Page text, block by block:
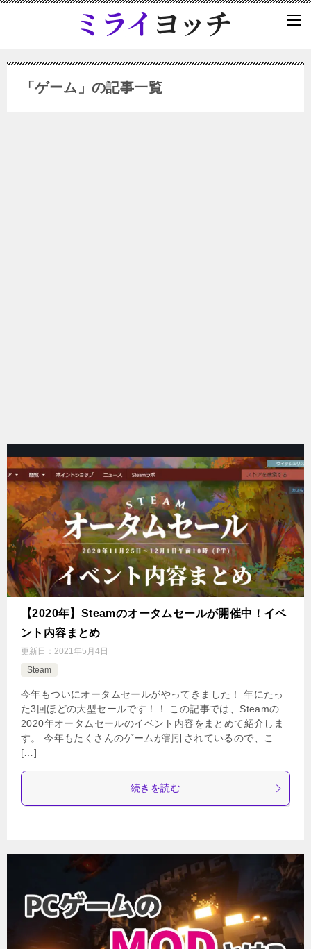
「ゲーム」の記事一覧
【2020年】Steamのオータムセールが開催中！イベ
ント内容まとめ
更新日： 2021年5月4日
Steam
今年もついにオータムセールがやってきました！ 年にたっ
た3回ほどの大型セールです！！ この記事では、Steamの
2020年オータムセールのイベント内容をまとめて紹介しま
す。 今年もたくさんのゲームが割引されているので、こ
[…]
続きを読む